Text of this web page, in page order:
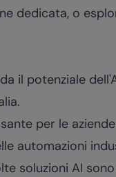
dedicata, o
il potenziale
per le
automazioni
soluzioni AI